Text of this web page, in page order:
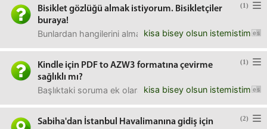
(1)
Bisiklet gözlüğü almak istiyorum. Bisikletçiler
buraya!
kisa bisey olsun istemistim
Bunlardan hangilerini almalıyım?XLC nin 100 liralık
(1)
Kindle için PDF to AZW3 formatına çevirme
sağlıklı mı?
kisa bisey olsun istemistim
Başlıktaki soruma ek olarak aşağıda linkini vereceğim
(2)
Sabiha'dan İstanbul Havalimanına gidiş için